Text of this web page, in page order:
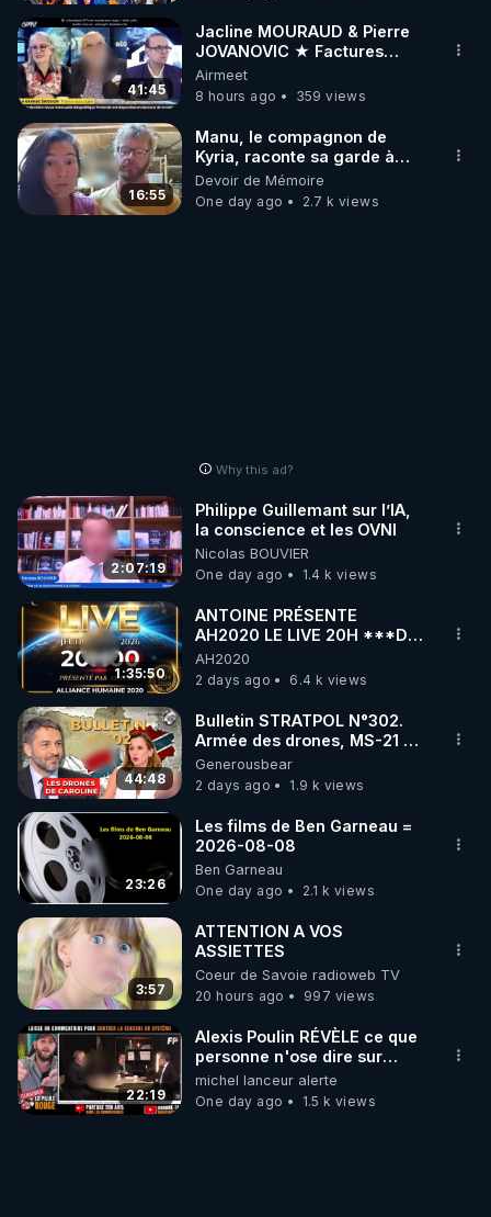
41:45
Jacline MOURAUD & Pierre
JOVANOVIC ★ Factures
Impayées : Où Est Passé Le
Pognon ?
Airmeet
8 hours ago
359 views
16:55
Manu, le compagnon de
Kyria, raconte sa garde à
vue musclée. PARTAGEZ!
Devoir de Mémoire
One day ago
2.7 k views
Why this ad?
2:07:19
Philippe Guillemant sur l’IA,
la conscience et les OVNI
Nicolas BOUVIER
One day ago
1.4 k views
1:35:50
ANTOINE PRÉSENTE
AH2020 LE LIVE 20H ***DU
06/08/2026***
AH2020
2 days ago
6.4 k views
44:48
Bulletin STRATPOL N°302.
Armée des drones, MS-21 en
série, missiles coréens.
07.08.2026.
Generousbear
2 days ago
1.9 k views
23:26
Les films de Ben Garneau =
2026-08-08
Ben Garneau
One day ago
2.1 k views
3:57
ATTENTION A VOS
ASSIETTES
Coeur de Savoie radioweb TV
20 hours ago
997 views
22:19
Alexis Poulin RÉVÈLE ce que
personne n'ose dire sur
l'Union européenne (C'est
explosif)
michel lanceur alerte
One day ago
1.5 k views